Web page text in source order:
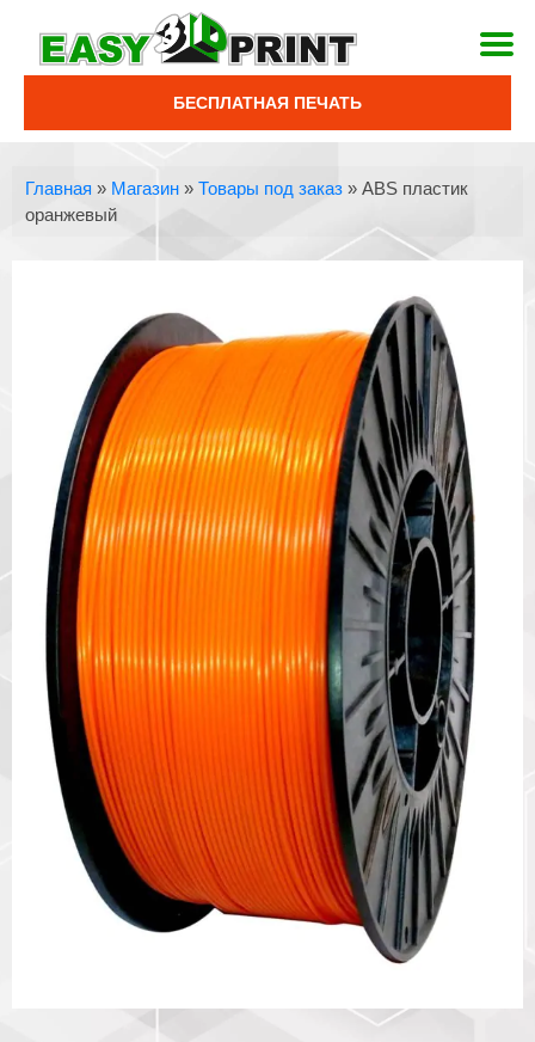
БЕСПЛАТНАЯ ПЕЧАТЬ
Главная » Магазин »Товары под заказ »ABS пластик
оранжевый